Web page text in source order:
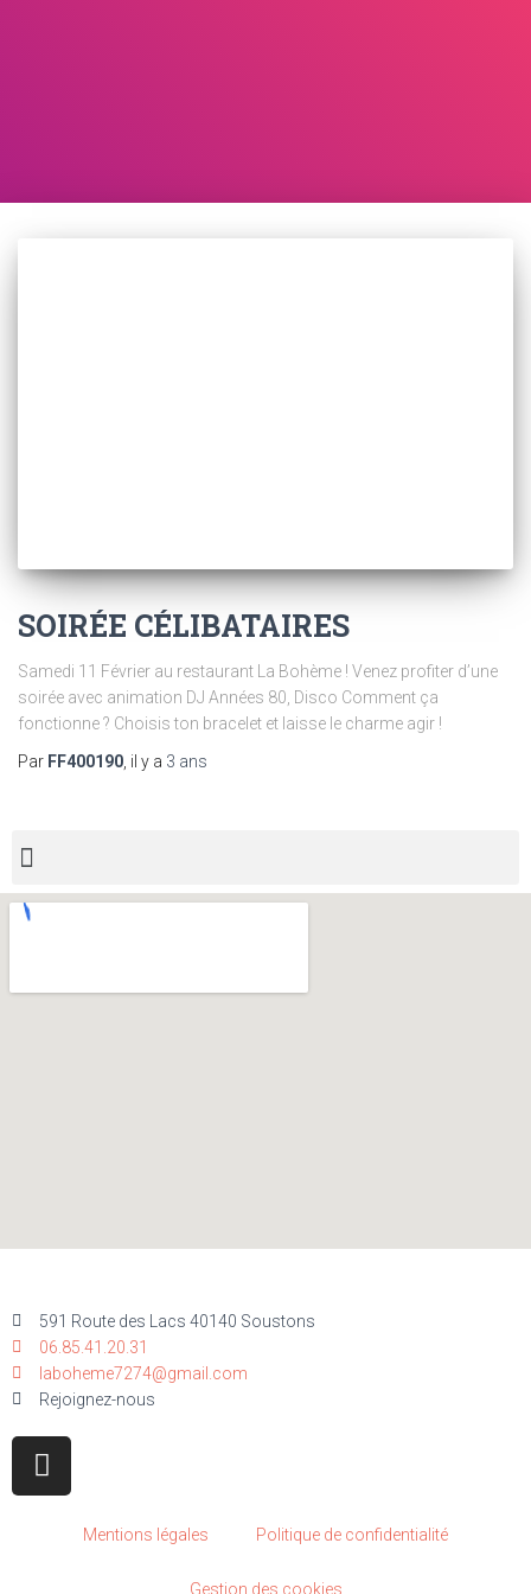
SOIRÉE CÉLIBATAIRES
Samedi 11 Février au restaurant La Bohème ! Venez profiter d’une
soirée avec animation DJ Années 80, Disco Comment ça
fonctionne ? Choisis ton bracelet et laisse le charme agir !
Par FF400190 , il y a 3 ans
591 Route des Lacs 40140 Soustons
06.85.41.20.31
laboheme7274@gmail.com
Rejoignez-nous
Mentions légales Politique de confidentialité
Gestion des cookies